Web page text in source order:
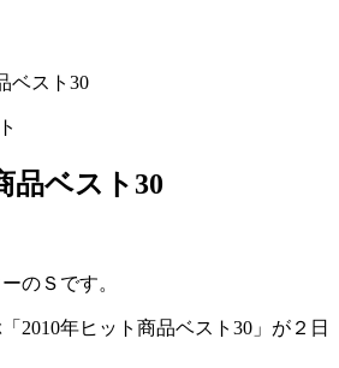
ベスト30
品ベスト30
のＳです。
2010年ヒット商品ベスト30」が２日